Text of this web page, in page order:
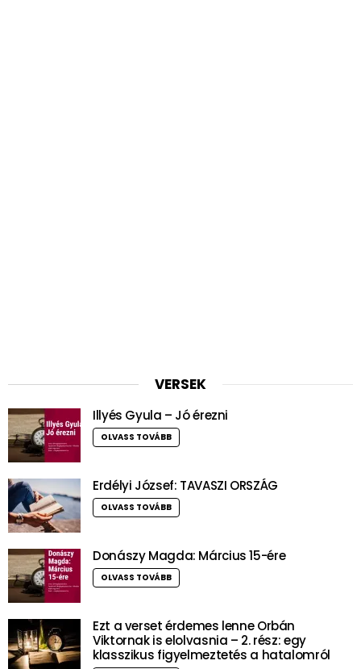
VERSEK
Illyés Gyula – Jó érezni
OLVASS TOVÁBB
Erdélyi József: TAVASZI ORSZÁG
OLVASS TOVÁBB
Donászy Magda: Március 15-ére
OLVASS TOVÁBB
Ezt a verset érdemes lenne Orbán
Viktornak is elolvasnia – 2. rész: egy
klasszikus figyelmeztetés a hatalomról